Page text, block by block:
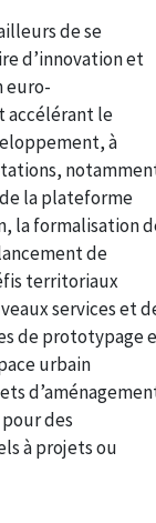
de se
d’innovation et
euro-
accélérant le
à
la plateforme
la formalisation
de
territoriaux
services et
de prototypage
urbain
des
à projets ou